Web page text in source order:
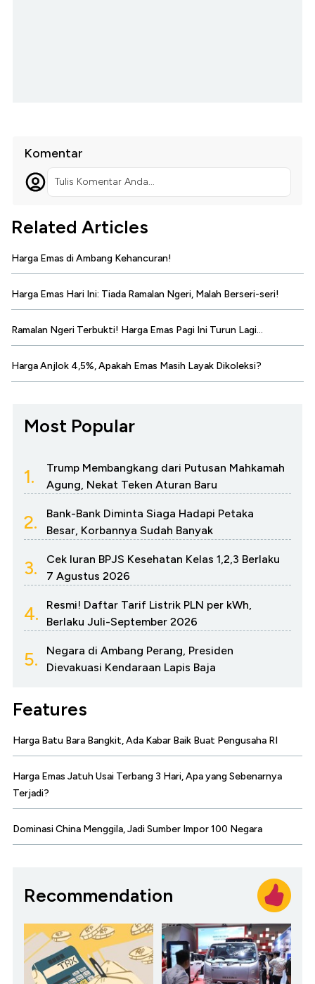
Komentar
Tulis Komentar Anda...
Related Articles
Harga Emas di Ambang Kehancuran!
Harga Emas Hari Ini: Tiada Ramalan Ngeri, Malah Berseri-seri!
Ramalan Ngeri Terbukti! Harga Emas Pagi Ini Turun Lagi...
Harga Anjlok 4,5%, Apakah Emas Masih Layak Dikoleksi?
Most Popular
1.
Trump Membangkang dari Putusan Mahkamah
Agung, Nekat Teken Aturan Baru
2.
Bank-Bank Diminta Siaga Hadapi Petaka
Besar, Korbannya Sudah Banyak
3.
Cek Iuran BPJS Kesehatan Kelas 1,2,3 Berlaku
7 Agustus 2026
4.
Resmi! Daftar Tarif Listrik PLN per kWh,
Berlaku Juli-September 2026
5.
Negara di Ambang Perang, Presiden
Dievakuasi Kendaraan Lapis Baja
Features
Harga Batu Bara Bangkit, Ada Kabar Baik Buat Pengusaha RI
Harga Emas Jatuh Usai Terbang 3 Hari, Apa yang Sebenarnya
Terjadi?
Dominasi China Menggila, Jadi Sumber Impor 100 Negara
Recommendation